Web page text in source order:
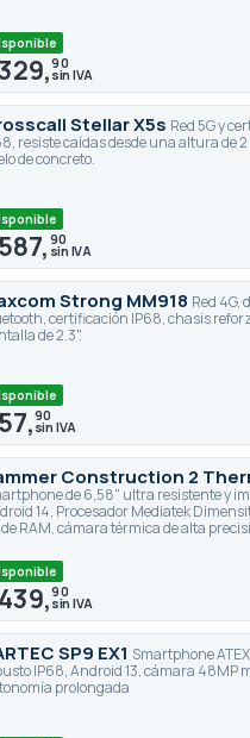
90
Stellar X5s Red 5G y
resiste caídas desde una altura de
de concreto.
587,90
Strong MM918 Red 4G,
certificación IP68, chasis
de 2.3".
57,90
Construction 2
de 6,58" ultra resistente y
14, Procesador Mediatek
de RAM, cámara térmica de alta
439,90
SP9 EX1 Smartphone ATEX
IP68, Android 13, cámara 48MP
prolongada